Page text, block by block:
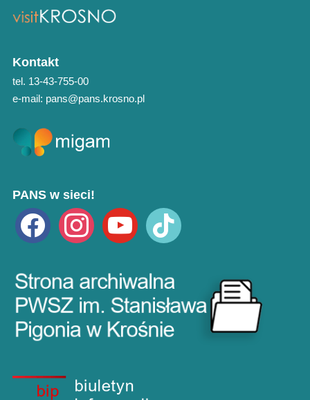
Kontakt
tel. 13-43-755-00
e-mail: pans@pans.krosno.pl
PANS w sieci!
facebook instagram youtube tiktok